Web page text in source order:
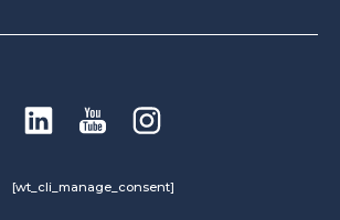
[wt_cli_manage_consent]